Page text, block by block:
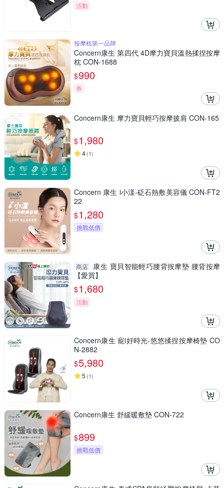
活動
按摩枕第一品牌
Concern康生 第四代 4D摩力寶貝溫熱揉捏按摩
枕 CON-1688
$990
券
Concern康生 摩力寶貝輕巧按摩披肩 CON-165
$1,980
4(1)
Concern 康生 i小漾-砭石熱敷美容儀 CON-FT2
22
$1,280
挑戰低價
商店
康生 寶貝智能輕巧腰背按摩墊 腰背按摩
【愛買】
$1,680
活動
Concern康生 寵i好時光-悠悠揉捏按摩椅墊 CO
N-2882
$5,980
5 (1)
Concern康生 舒緩暖敷墊 CON-722
$899
挑戰低價